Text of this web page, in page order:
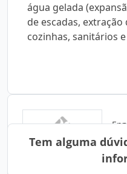
água gelada
de escadas,
cozinhas, sanitários
Tem alguma